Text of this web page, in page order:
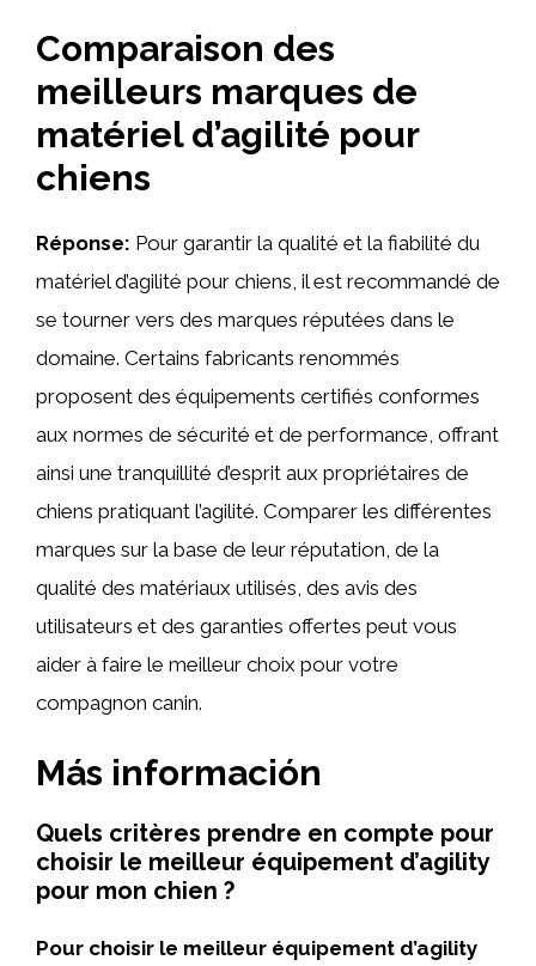
Comparaison des
meilleurs marques de
matériel d’agilité pour
chiens
Réponse: Pour garantir la qualité et la fiabilité du
matériel d’agilité pour chiens, il est recommandé de
se tourner vers des marques réputées dans le
domaine. Certains fabricants renommés
proposent des équipements certifiés conformes
aux normes de sécurité et de performance, offrant
ainsi une tranquillité d’esprit aux propriétaires de
chiens pratiquant l’agilité. Comparer les différentes
marques sur la base de leur réputation, de la
qualité des matériaux utilisés, des avis des
utilisateurs et des garanties offertes peut vous
aider à faire le meilleur choix pour votre
compagnon canin.
Más información
Quels critères prendre en compte pour
choisir le meilleur équipement d’agility
pour mon chien ?
Pour choisir le meilleur équipement d’agility